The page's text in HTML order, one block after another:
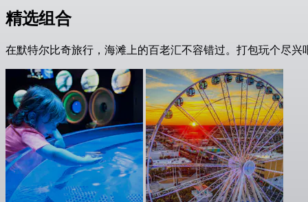
精选组合
在默特尔比奇旅行，海滩上的百老汇不容错过。打包玩个尽兴